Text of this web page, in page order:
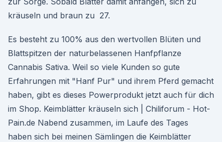
kräuseln und braun zu 27.
Es besteht zu 100% aus den wertvollen Blüten und
Blattspitzen der naturbelassenen Hanfpflanze
Cannabis Sativa. Weil so viele Kunden so gute
Erfahrungen mit "Hanf Pur" und ihrem Pferd gemacht
haben, gibt es dieses Powerprodukt jetzt auch für dich
im Shop. Keimblätter kräuseln sich | Chiliforum - Hot-
Pain.de Nabend zusammen, im Laufe des Tages
haben sich bei meinen Sämlingen die Keimblätter